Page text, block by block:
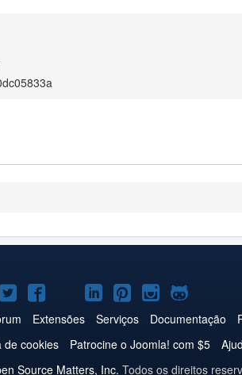
Joomla!
no
Twitter
Joomla!
no
Facebook
Joomla!
no
YouTube
Joomla!
no
LinkedIn
Joomla!
no
Pinterest
Joomla!
no
Instagram
Joomla!
no
GitHub
Extensões Serviços Documentação
de cookies Patrocine o Joomla! com $5
Source Matters, Inc. Todos os direitos